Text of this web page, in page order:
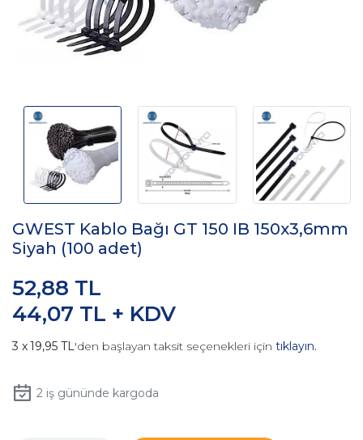
GWEST Kablo Bağı GT 150 IB 150x3,6mm
Siyah (100 adet)
44,07 TL + KDV
52,88 TL
19,95 TL'den başlayan taksit seçenekleri için tıklayın.
2iş gününde kargoda